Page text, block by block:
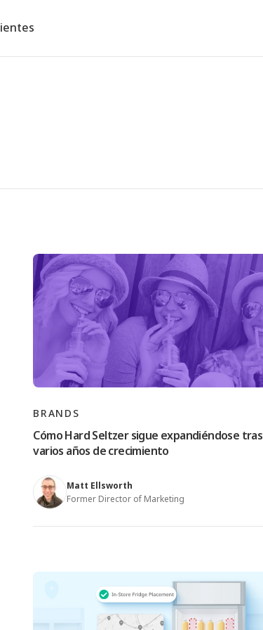
BRANDS
Cómo Hard Seltzer sigue expandiéndose tras
varios años de crecimiento
Matt Ellsworth
Former Director of Marketing